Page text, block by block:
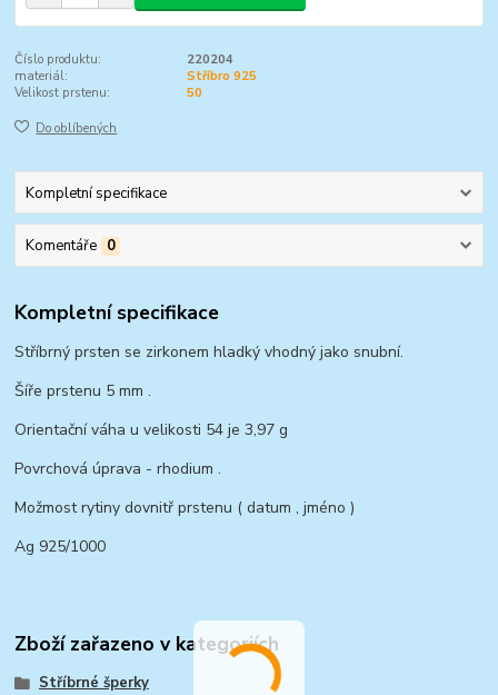
Číslo produktu:
220204
materiál:
Stříbro 925
Velikost prstenu:
50
Do oblíbených
Kompletní specifikace
Komentáře 0
Kompletní specifikace
Stříbrný prsten se zirkonem hladký vhodný jako snubní.
Šíře prstenu 5 mm .
Orientační váha u velikosti 54 je 3,97 g
Povrchová úprava - rhodium .
Možmost rytiny dovnitř prstenu ( datum , jméno )
Ag 925/1000
Zboží zařazeno v kategoriích
Stříbrné šperky